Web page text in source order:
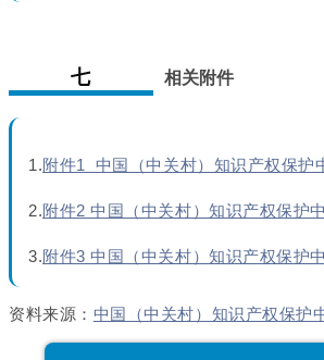
七 相关附件
1.附件1 中国（中关村）知识产权保护
2.附件2 中国（中关村）知识产权保护
3.附件3 中国（中关村）知识产权保护
资料来源： 中国（中关村）知识产权保护